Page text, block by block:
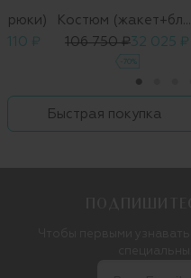
110 ₽
Костюм (жакет+блуза+юбка)
106 750 ₽32 025 ₽
-70%
Быстрая покупка